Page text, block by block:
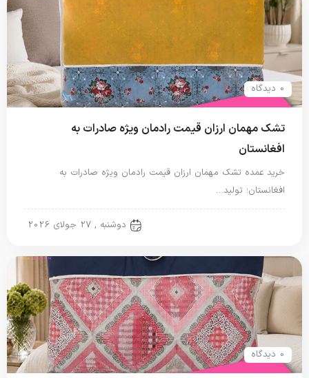
0 دیدگاه
تشک مهمان ارزان قیمت رادمان ویژه صادرات به
افغانستان
خرید عمده تشک مهمان ارزان قیمت رادمان ویژه صادرات به
افغانستان؛ تولید…
دوشنبه , 27 جولای 2026
0 دیدگاه